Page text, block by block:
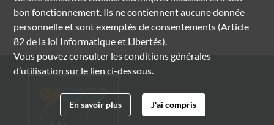
bon fonctionnement. Ils ne contiennent aucune donnée
personnelle et sont exemptés de consentements (Article
82 de la loi Informatique et Libertés).
Vous pouvez consulter les conditions générales
d’utilisation sur le lien ci-dessous.
En savoir plus J'ai compris